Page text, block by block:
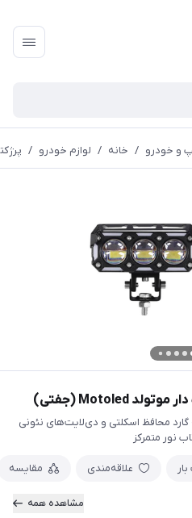
و خودرو / خانه / لوازم خودرو /
مجهز به گارد محافظ اسکلتی و دی‌لایت‌های نئونی
نور متمرکز
علاقه‌مندی مقایسه
مشاهده همه